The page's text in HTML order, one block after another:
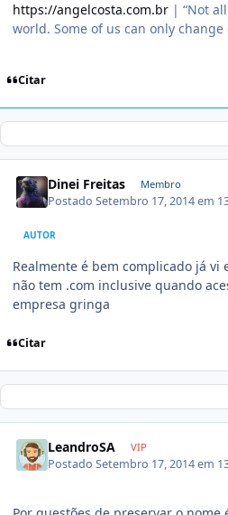
https://angelcosta.com.br | “Not
world. Some of us can only change
Citar
Dinei Freitas Membro
PostadoSetembro 17, 2014 em
AUTOR
Realmente é bem complicado já vi
não tem .com inclusive quando
empresa gringa
Citar
LeandroSA VIP
PostadoSetembro 17, 2014 em